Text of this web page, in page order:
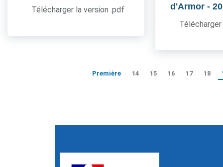
Télécharger la version .pdf d'Armor -
Première 14 15 16 17 18